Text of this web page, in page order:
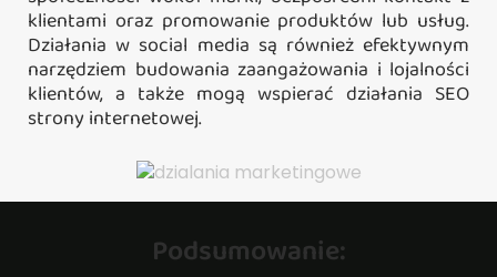
klientami oraz promowanie produktów lub usług.
Działania w social media są również efektywnym
narzędziem budowania zaangażowania i lojalności
klientów, a także mogą wspierać działania SEO
strony internetowej.
Podsumowanie: